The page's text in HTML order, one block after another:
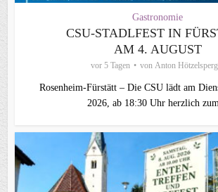
Gastronomie
CSU‑STADLFEST IN
AM 4. AUGUST
vor 5 Tagen von Anton
Rosenheim‑Fürstätt – Die CSU lädt am
2026, ab 18:30 Uhr herzlich